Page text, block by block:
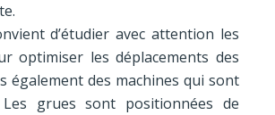
d’étudier avec attention les
optimiser les déplacements des
également des machines qui sont
Les grues sont positionnées de